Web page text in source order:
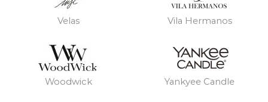
Velas Vila Hermanos
Woodwick Yankyee Candle